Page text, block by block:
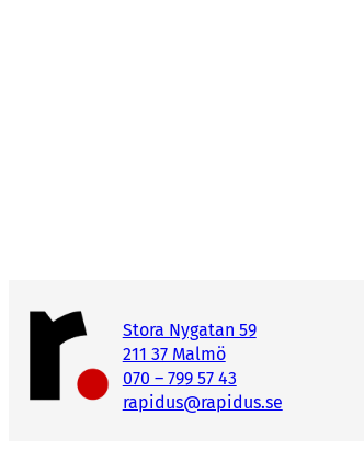
Stora Nygatan 59
211 37 Malmö
070 – 799 57 43
rapidus@rapidus.se